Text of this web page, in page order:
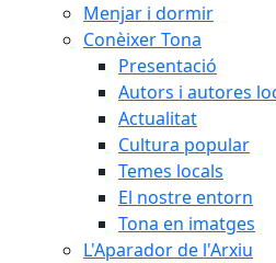
Menjar i dormir
Conèixer Tona
Presentació
Autors i autores
Actualitat
Cultura popular
Temes locals
El nostre entorn
Tona en imatges
L'Aparador de l'Arxiu